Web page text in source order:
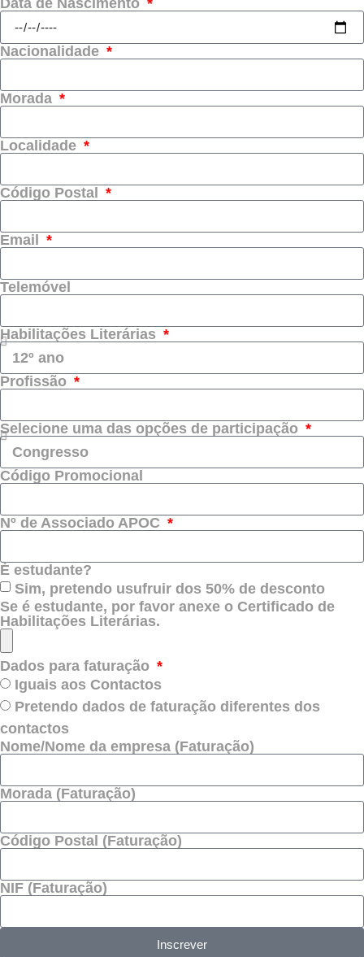
Data de Nascimento
Nacionalidade
Morada
Localidade
Código Postal
Email
Telemóvel
Habilitações Literárias
Profissão
Selecione uma das opções de participação
Código Promocional
Nº de Associado APOC
É estudante?
Sim, pretendo usufruir dos 50% de desconto
Se é estudante, por favor anexe o Certificado de
Habilitações Literárias.
Dados para faturação
Iguais aos Contactos
Pretendo dados de faturação diferentes dos
contactos
Nome/Nome da empresa (Faturação)
Morada (Faturação)
Código Postal (Faturação)
NIF (Faturação)
Inscrever